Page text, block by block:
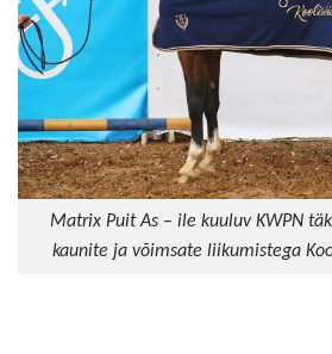
Matrix Puit As – ile kuuluv KWPN
kaunite ja võimsate liikumistega